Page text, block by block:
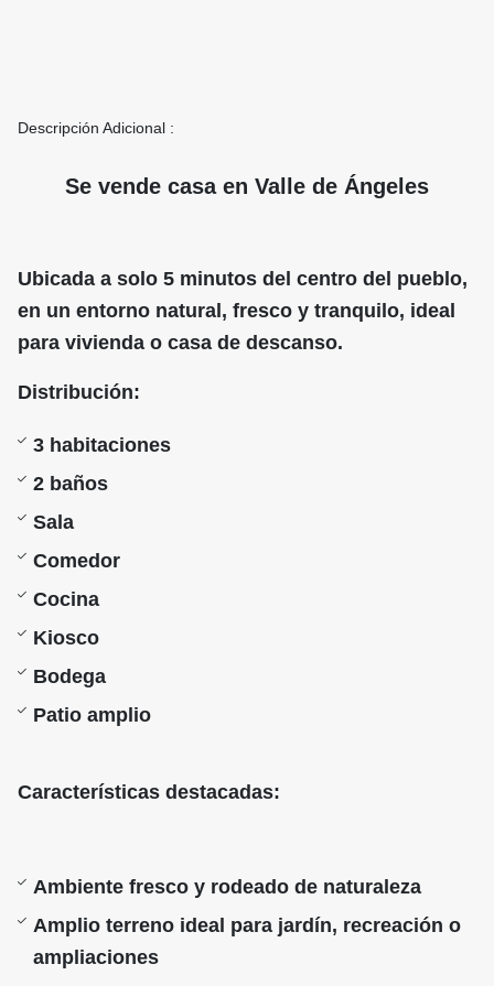
Descripción Adicional :
Se vende casa en Valle de Ángeles
Ubicada a solo 5 minutos del centro del pueblo,
en un entorno natural, fresco y tranquilo, ideal
para vivienda o casa de descanso.
Distribución:
3 habitaciones
2 baños
Sala
Comedor
Cocina
Kiosco
Bodega
Patio amplio
Características destacadas:
Ambiente fresco y rodeado de naturaleza
Amplio terreno ideal para jardín, recreación o
ampliaciones